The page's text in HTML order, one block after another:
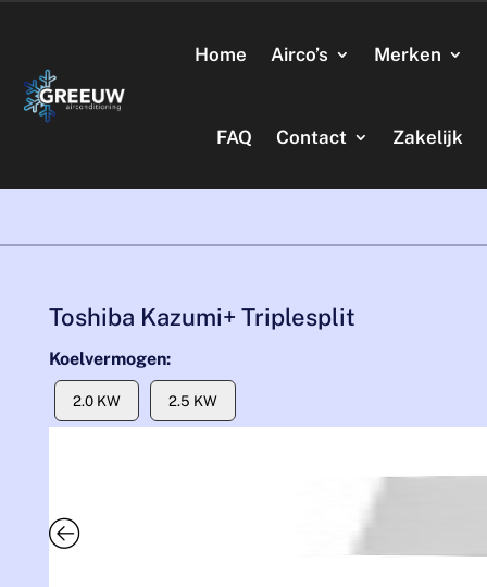
Home Airco’s Merken
FAQ Contact Zakelijk
Toshiba Kazumi+ Triplesplit
Koelvermogen:
2.0 KW 2.5 KW